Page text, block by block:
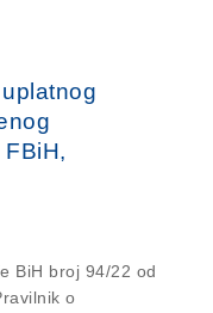
BiH broj 94/22 od
o